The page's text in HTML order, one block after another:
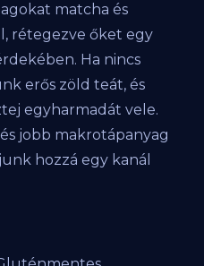
matcha és
rétegezve őket egy
Ha nincs
erős zöld teát, és
egyharmadát vele.
jobb makrotápanyag
hozzá egy kanál